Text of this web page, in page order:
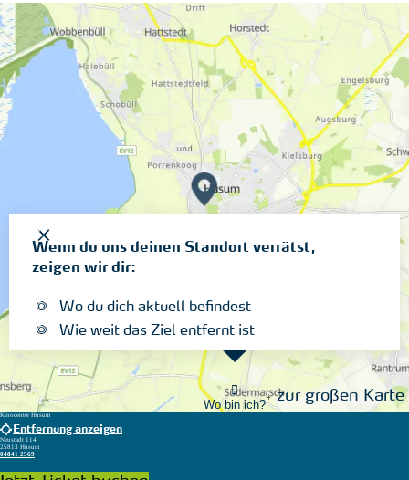
Wo bin ich?
Wenn du uns deinen Standort verrätst,
zeigen wir dir:
Wo du dich aktuell befindest
Wie weit das Ziel entfernt ist
zur großen Karte
Kinocenter Husum
Entfernung anzeigen
Neustadt 114
25813 Husum
04841 2569